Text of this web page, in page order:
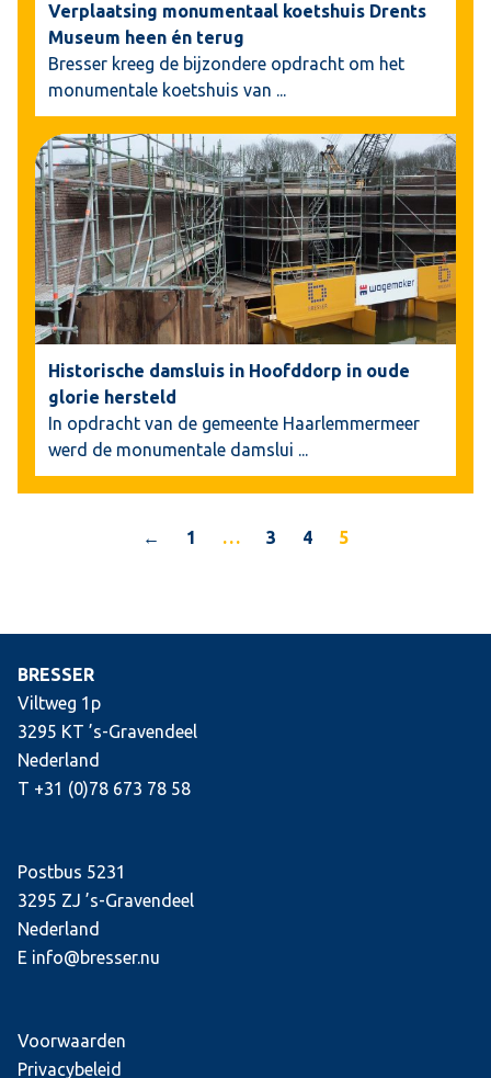
Verplaatsing monumentaal koetshuis Drents
Museum heen én terug
Bresser kreeg de bijzondere opdracht om het
monumentale koetshuis van ...
Historische damsluis in Hoofddorp in oude
glorie hersteld
In opdracht van de gemeente Haarlemmermeer
werd de monumentale damslui ...
← 1 … 3 4 5
BRESSER
Viltweg 1p
3295 KT ’s-Gravendeel
Nederland
T +31 (0)78 673 78 58
Postbus 5231
3295 ZJ ’s-Gravendeel
Nederland
E info@bresser.nu
Voorwaarden
Privacybeleid